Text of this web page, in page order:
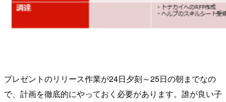
プレゼントのリリース作業が24日夕刻～25日の朝までなの
で、計画を徹底的にやっておく必要があります。誰が良い子